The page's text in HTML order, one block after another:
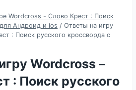
Wordcross - Слово Крест : Поиск
Андроид и ios / Ответы на игру
: Поиск русского кроссворда с
Wordcross –
: Поиск русского